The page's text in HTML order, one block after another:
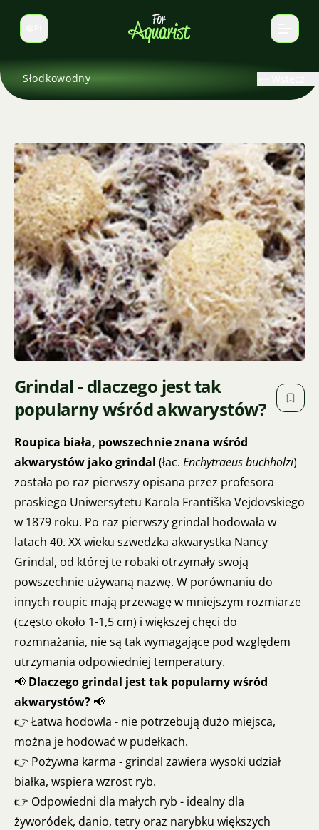
Zmień język
Słodkowodny
Grindal - dlaczego jest tak
popularny wśród akwarystów?
Roupica biała, powszechnie znana wśród
akwarystów jako grindal (łac. Enchytraeus buchholzi)
została po raz pierwszy opisana przez profesora
praskiego Uniwersytetu Karola Františka Vejdovskiego
w 1879 roku. Po raz pierwszy grindal hodowała w
latach 40. XX wieku szwedzka akwarystka Nancy
Grindal, od której te robaki otrzymały swoją
powszechnie używaną nazwę. W porównaniu do
innych roupic mają przewagę w mniejszym rozmiarze
(często około 1-1,5 cm) i większej chęci do
rozmnażania, nie są tak wymagające pod względem
utrzymania odpowiedniej temperatury.
📢 Dlaczego grindal jest tak popularny wśród
akwarystów? 📢
👉 Łatwa hodowla - nie potrzebują dużo miejsca,
można je hodować w pudełkach.
👉 Pożywna karma - grindal zawiera wysoki udział
białka, wspiera wzrost ryb.
👉 Odpowiedni dla małych ryb - idealny dla
żyworódek, danio, tetry oraz narybku większych